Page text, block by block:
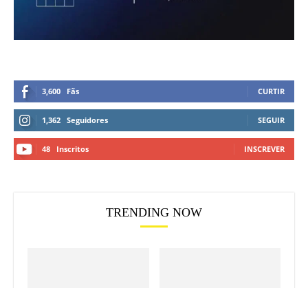
3,600 Fãs CURTIR
1,362 Seguidores SEGUIR
48 Inscritos INSCREVER
TRENDING NOW